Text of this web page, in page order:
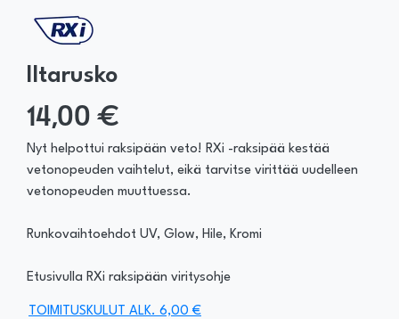
Iltarusko
14,00 €
Nyt helpottui raksipään veto! RXi -raksipää kestää
vetonopeuden vaihtelut, eikä tarvitse virittää uudelleen
vetonopeuden muuttuessa.
Runkovaihtoehdot UV, Glow, Hile, Kromi
Etusivulla RXi raksipään viritysohje
TOIMITUSKULUT ALK. 6,00 €